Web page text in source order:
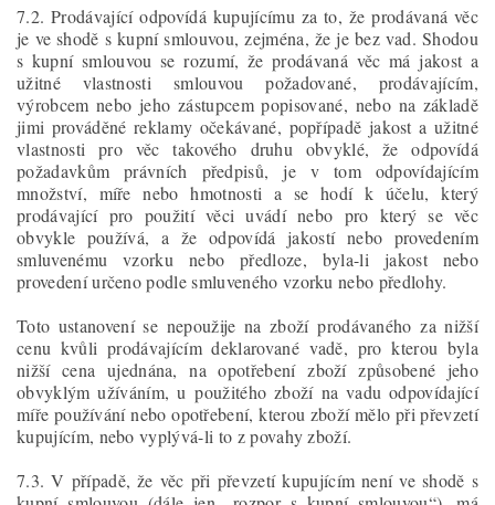
7.2. Prodávající odpovídá kupujícímu za to, že prodávaná věc
je ve shodě s kupní smlouvou, zejména, že je bez vad. Shodou
s kupní smlouvou se rozumí, že prodávaná věc má jakost a
užitné vlastnosti smlouvou požadované, prodávajícím,
výrobcem nebo jeho zástupcem popisované, nebo na základě
jimi prováděné reklamy očekávané, popřípadě jakost a užitné
vlastnosti pro věc takového druhu obvyklé, že odpovídá
požadavkům právních předpisů, je v tom odpovídajícím
množství, míře nebo hmotnosti a se hodí k účelu, který
prodávající pro použití věci uvádí nebo pro který se věc
obvykle používá, a že odpovídá jakostí nebo provedením
smluvenému vzorku nebo předloze, byla-li jakost nebo
provedení určeno podle smluveného vzorku nebo předlohy.
Toto ustanovení se nepoužije na zboží prodávaného za nižší
cenu kvůli prodávajícím deklarované vadě, pro kterou byla
nižší cena ujednána, na opotřebení zboží způsobené jeho
obvyklým užíváním, u použitého zboží na vadu odpovídající
míře používání nebo opotřebení, kterou zboží mělo při převzetí
kupujícím, nebo vyplývá-li to z povahy zboží.
7.3. V případě, že věc při převzetí kupujícím není ve shodě s